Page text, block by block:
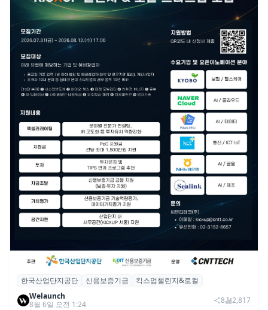
산단공·신보, 2026 ‘킥스업 챌린지&로컬’ 참
여 스타트업 모집
한국산업단지공단 신용보증기금
킥스업챌린지&로컬
Welaunch
8월 6일 오전 1:24
8 2,817